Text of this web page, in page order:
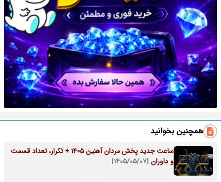
همچنین بخوانید
ساعت جدید پخش مردان آهنین 1405 + تکرار، تعداد قسمت
و داوران [۱۴۰۵/۰۵/۰۷]